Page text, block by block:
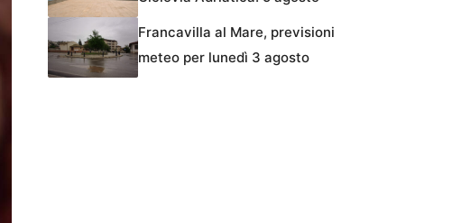
Francavilla al Mare, previsioni
meteo per lunedì 3 agosto